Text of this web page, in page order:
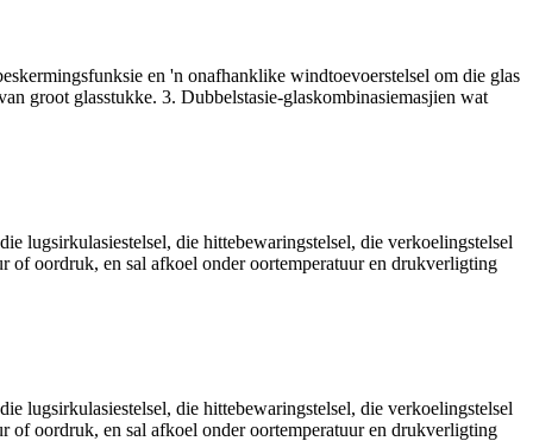
en 'n onafhanklike windtoevoerstelsel om die glas
groot glasstukke. 3. Dubbelstasie-glaskombinasiemasjien wat
lugsirkulasiestelsel, die hittebewaringstelsel, die verkoelingstelsel
of oordruk, en sal afkoel onder oortemperatuur en drukverligting
lugsirkulasiestelsel, die hittebewaringstelsel, die verkoelingstelsel
of oordruk, en sal afkoel onder oortemperatuur en drukverligting